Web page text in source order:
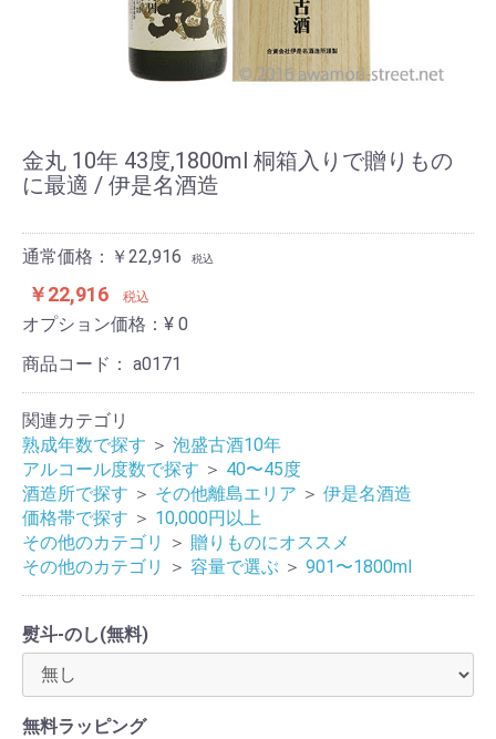
金丸 10年 43度,1800ml 桐箱入りで贈りもの
に最適 / 伊是名酒造
通常価格：￥22,916 税込
￥22,916 税込
オプション価格：¥ 0
商品コード： a0171
関連カテゴリ
熟成年数で探す ＞ 泡盛古酒10年
アルコール度数で探す ＞ 40〜45度
酒造所で探す ＞ その他離島エリア ＞ 伊是名酒造
価格帯で探す ＞ 10,000円以上
その他のカテゴリ
＞ 贈りものにオススメ
その他のカテゴリ
＞ 容量で選ぶ ＞ 901〜1800ml
熨斗-のし(無料)
無料ラッピング